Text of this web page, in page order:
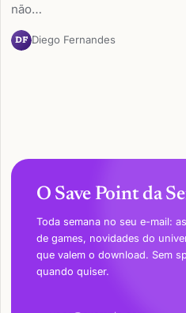
não…
DF Diego Fernandes
O Save Point da
Toda semana no seu e-mail:
de games, novidades do
que valem o download. Sem
quando quiser.